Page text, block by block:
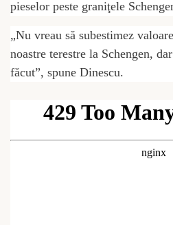
pieselor peste graniţele
„Nu vreau să subestimez
noastre terestre la Schengen,
făcut”, spune Dinescu.